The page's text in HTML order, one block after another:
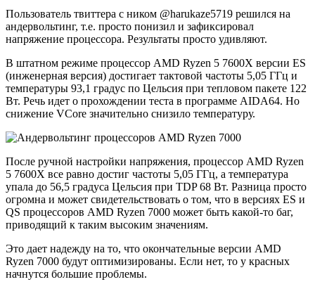
Пользователь твиттера с ником @harukaze5719 решился на
андервольтинг, т.е. просто понизил и зафиксировал
напряжение процессора. Результаты просто удивляют.
В штатном режиме процессор AMD Ryzen 5 7600X версии ES
(инженерная версия) достигает тактовой частоты 5,05 ГГц и
температуры 93,1 градус по Цельсия при тепловом пакете 122
Вт. Речь идет о прохождении теста в программе AIDA64. Но
снижение VCore значительно снизило температуру.
После ручной настройки напряжения, процессор AMD Ryzen
5 7600X все равно достиг частоты 5,05 ГГц, а температура
упала до 56,5 градуса Цельсия при TDP 68 Вт. Разница просто
огромна и может свидетельствовать о том, что в версиях ES и
QS процессоров AMD Ryzen 7000 может быть какой-то баг,
приводящий к таким высоким значениям.
Это дает надежду на то, что окончательные версии AMD
Ryzen 7000 будут оптимизированы. Если нет, то у красных
начнутся большие проблемы.